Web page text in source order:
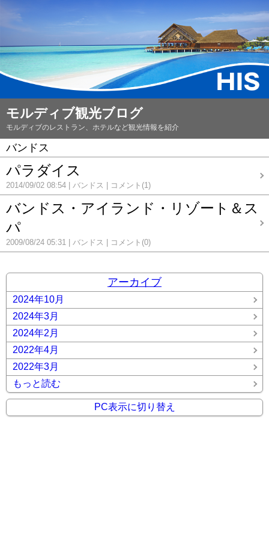
モルディブ観光ブログ
モルディブのレストラン、ホテルなど観光情報を紹介
バンドス
パラダイス
2014/09/02 08:54 バンドス コメント(1)
バンドス・アイランド・リゾート＆ス
パ
2009/08/24 05:31 バンドス コメント(0)
アーカイブ
2024年10月
2024年3月
2024年2月
2022年4月
2022年3月
もっと読む
PC表示に切り替え